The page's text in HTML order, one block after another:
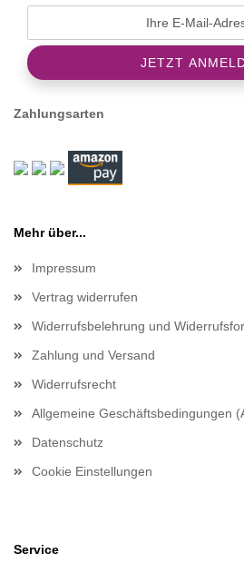
Zahlungsarten
Mehr über...
Impressum
Vertrag widerrufen
Widerrufsbelehrung und
Zahlung und Versand
Widerrufsrecht
Allgemeine Geschäftsbedingungen
Datenschutz
Cookie Einstellungen
Service